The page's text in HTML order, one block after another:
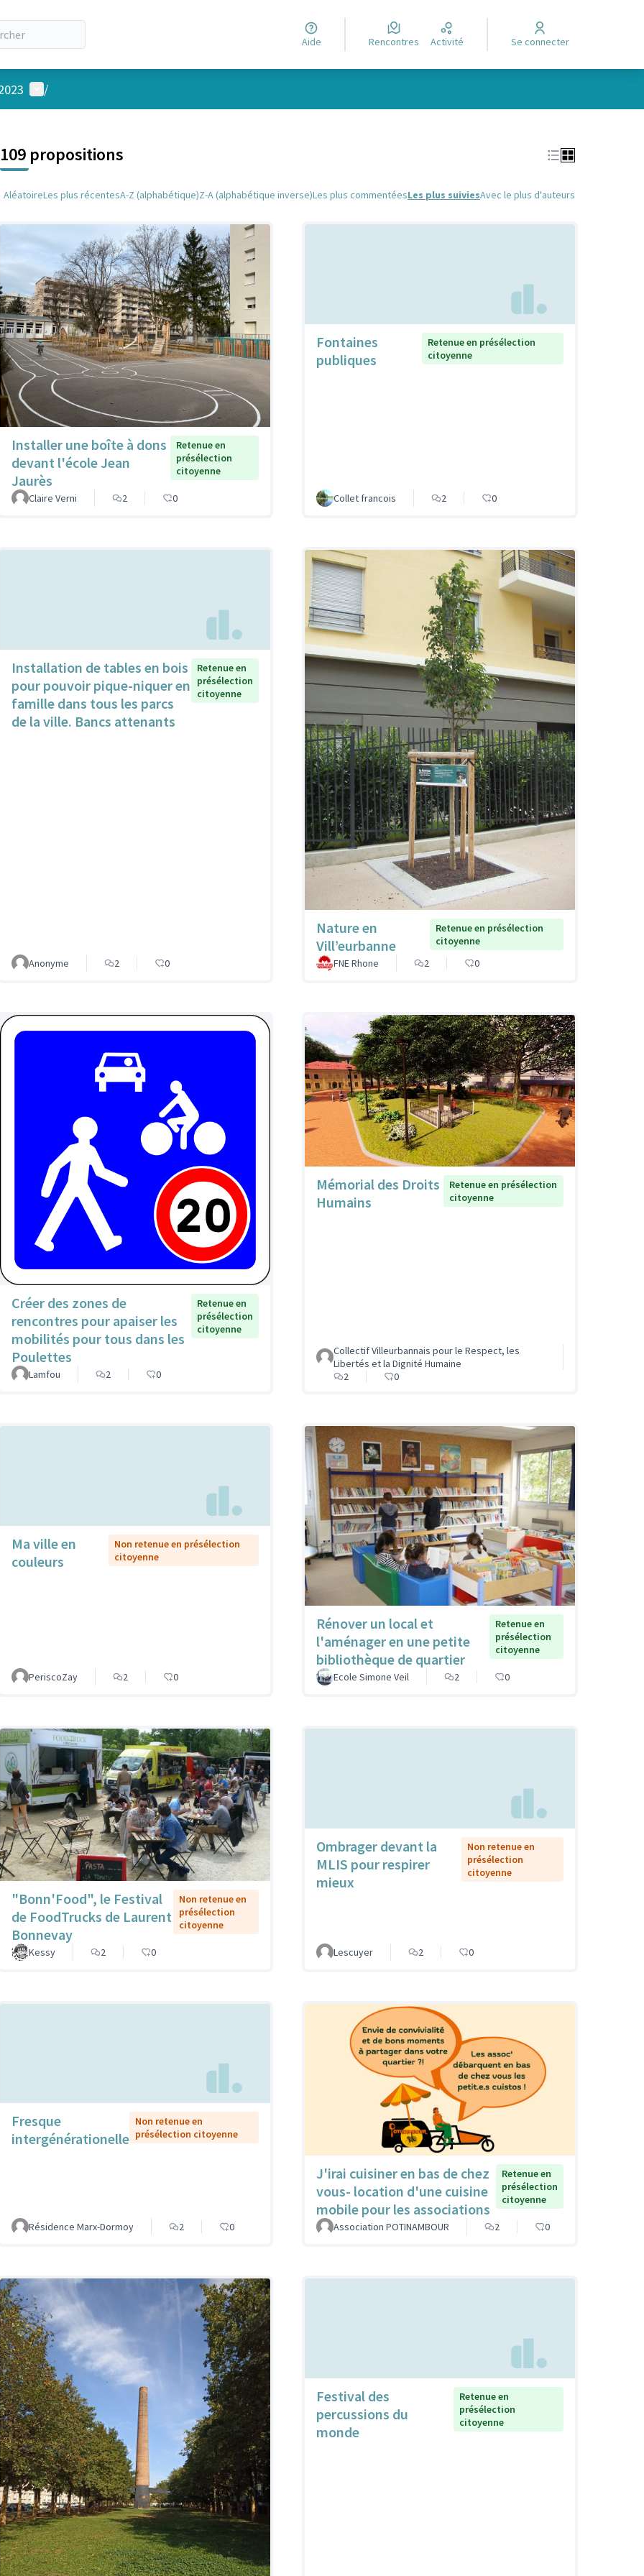
Aide Rencontres Activité Se connecter
Menu utilisateur
/
109 propositions
AléatoireLes plus récentesA-Z (alphabétique)Z-A (alphabétique inverse)Les plus commentéesLes plus suiviesAvec le plus d'auteurs
Installer une boîte à dons
devant l'école Jean
Jaurès
Retenue en
présélection
citoyenne
Claire Verni 2 0
Fontaines
publiques
Retenue en présélection
citoyenne
Collet francois 2 0
Installation de tables en bois
pour pouvoir pique-niquer en
famille dans tous les parcs
de la ville. Bancs attenants
Retenue en
présélection
citoyenne
Anonyme 2 0
Nature en
Vill’eurbanne
Retenue en présélection
citoyenne
FNE Rhone
2 0
Créer des zones de
rencontres pour apaiser les
mobilités pour tous dans les
Poulettes
Retenue en
présélection
citoyenne
Lamfou 2 0
Mémorial des Droits
Humains
Retenue en présélection
citoyenne
Collectif Villeurbannais pour le Respect, les
Libertés et la Dignité Humaine
2
0
Ma ville en
couleurs
Non retenue en présélection
citoyenne
PeriscoZay 2 0
Rénover un local et
l'aménager en une petite
bibliothèque de quartier
Retenue en
présélection
citoyenne
Ecole Simone Veil 2 0
"Bonn'Food", le Festival
de FoodTrucks de Laurent
Bonnevay
Non retenue en
présélection
citoyenne
Kessy 2 0
Ombrager devant la
MLIS pour respirer
mieux
Non retenue en
présélection
citoyenne
Lescuyer 2 0
Fresque
intergénérationelle
Non retenue en
présélection citoyenne
Résidence Marx-Dormoy 2 0
J'irai cuisiner en bas de chez
vous- location d'une cuisine
mobile pour les associations
Retenue en
présélection
citoyenne
Association POTINAMBOUR 2 0
Festival des
percussions du
monde
Retenue en
présélection
citoyenne